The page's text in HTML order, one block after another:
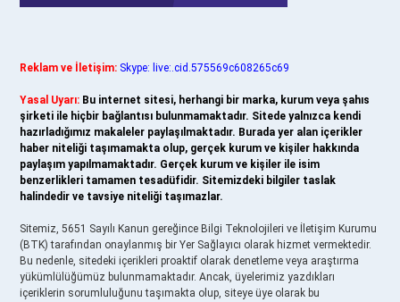
Reklam ve İletişim: Skype: live:.cid.575569c608265c69
Yasal Uyarı: Bu internet sitesi, herhangi bir marka, kurum veya şahıs
şirketi ile hiçbir bağlantısı bulunmamaktadır. Sitede yalnızca kendi
hazırladığımız makaleler paylaşılmaktadır. Burada yer alan içerikler
haber niteliği taşımamakta olup, gerçek kurum ve kişiler hakkında
paylaşım yapılmamaktadır. Gerçek kurum ve kişiler ile isim
benzerlikleri tamamen tesadüfidir. Sitemizdeki bilgiler taslak
halindedir ve tavsiye niteliği taşımazlar.
Sitemiz, 5651 Sayılı Kanun gereğince Bilgi Teknolojileri ve İletişim Kurumu
(BTK) tarafından onaylanmış bir Yer Sağlayıcı olarak hizmet vermektedir.
Bu nedenle, sitedeki içerikleri proaktif olarak denetleme veya araştırma
yükümlülüğümüz bulunmamaktadır. Ancak, üyelerimiz yazdıkları
içeriklerin sorumluluğunu taşımakta olup, siteye üye olarak bu